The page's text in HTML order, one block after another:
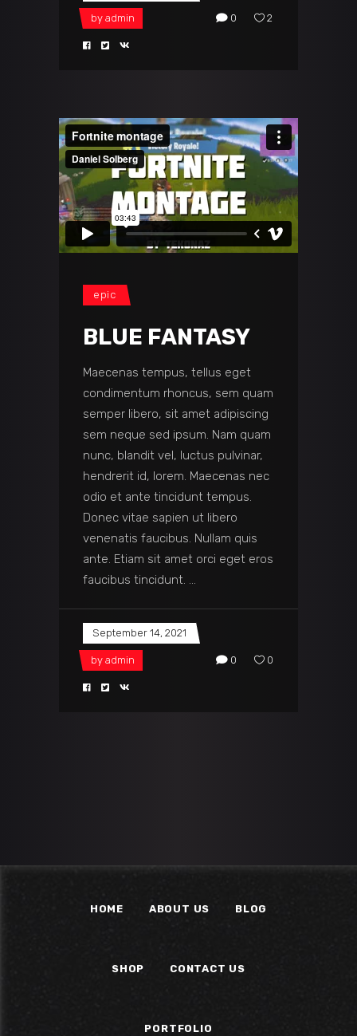
by admin 0 2
epic
BLUE FANTASY
Maecenas tempus, tellus eget
condimentum rhoncus, sem quam
semper libero, sit amet adipiscing
sem neque sed ipsum. Nam quam
nunc, blandit vel, luctus pulvinar,
hendrerit id, lorem. Maecenas nec
odio et ante tincidunt tempus.
Donec vitae sapien ut libero
venenatis faucibus. Nullam quis
ante. Etiam sit amet orci eget eros
faucibus tincidunt.
September 14, 2021
by admin 0 0
HOME ABOUT US BLOG
SHOP CONTACT US
PORTFOLIO